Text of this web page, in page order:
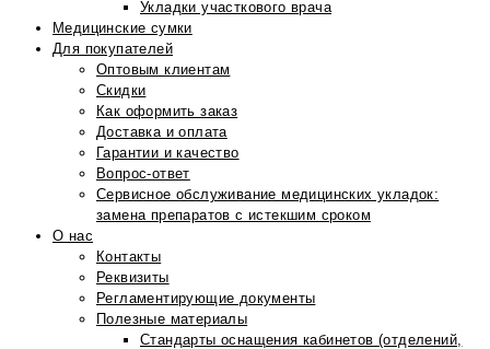
Укладки участкового врача
Медицинские сумки
Для покупателей
Оптовым клиентам
Скидки
Как оформить заказ
Доставка и оплата
Гарантии и качество
Вопрос-ответ
Сервисное обслуживание медицинских укладок:
замена препаратов с истекшим сроком
О нас
Контакты
Реквизиты
Регламентирующие документы
Полезные материалы
Стандарты оснащения кабинетов (отделений,